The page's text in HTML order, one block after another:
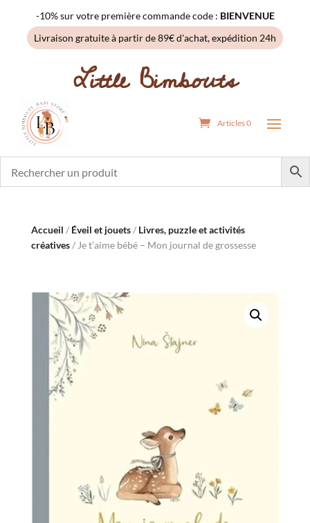
-10% sur votre première commande code : BIENVENUE
Livraison gratuite à partir de 89€ d'achat, expédition 24h
Little Bimbouts
Articles 0
Accueil / Éveil et jouets/ Livres, puzzle et activités
créatives/ Je t’aime bébé – Mon journal de grossesse